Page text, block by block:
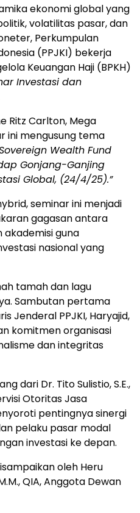
ekonomi global yang
volatilitas pasar, dan
Perkumpulan
(PPJKI) bekerja
Keuangan Haji (BPKH)
Investasi dan
Ritz Carlton, Mega
ini mengusung tema
Wealth Fund
Gonjang-Ganjing
Global, (24/4/25).”
seminar ini menjadi
gagasan antara
akademisi guna
nasional yang
tamah dan lagu
Sambutan pertama
Jenderal PPJKI, Haryajid,
komitmen organisasi
dan integritas
dari Dr. Tito Sulistio, S.E.,
Otoritas Jasa
pentingnya sinergi
pelaku pasar modal
investasi ke depan.
oleh Heru
QIA, Anggota Dewan